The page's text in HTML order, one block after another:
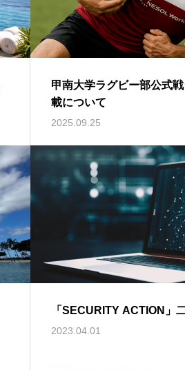
甲南大学ラグビー部公式
載について
2025.09.25
「SECURITY ACTION」
2023.04.01